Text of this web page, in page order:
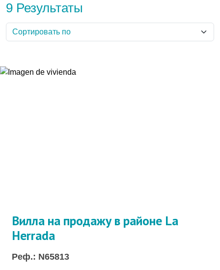
9 Результаты
Вилла на продажу в районе La
Herrada
Реф.: N65813